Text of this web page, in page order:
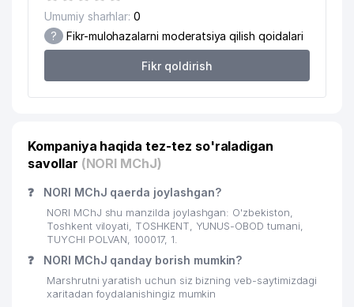
19 O'TKIR FARM MChJ
20 151 м
GAZARYAN A.S. YAKKA TARTIBDAGI
TADBIRKOR
23 ALIUN STYLE MChJ
24
BOLALAR BOG'CHASI №424
(TOPOLYOK)
25 DOCTOR OVCHAROV MChJ
26
RISBAKOVA G. YAKKA TARTIBDAGI
TADBIRKOR
214 м
Umumiy sharhlar: 0
? Fikr-mulohazalarni moderatsiya qilish qoidalari
Fikr qoldirish
Kompaniya haqida tez-tez so'raladigan
savollar (NORI MChJ)
❓ NORI MChJ qaerda joylashgan?
NORI MChJ shu manzilda joylashgan: O'zbekiston,
Toshkent viloyati, TOSHKENT, YUNUS-OBOD tumani,
TUYCHI POLVAN, 100017, 1.
❓ NORI MChJ qanday borish mumkin?
Marshrutni yaratish uchun siz bizning veb-saytimizdagi
xaritadan foydalanishingiz mumkin